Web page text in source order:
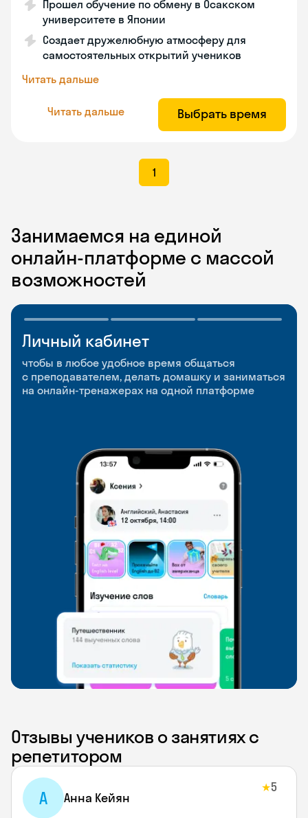
Прошел обучение по обмену в Осакском
университете в Японии
Создает дружелюбную атмосферу для
самостоятельных открытий учеников
Читать дальше
Читать дальше Выбрать время
1
Занимаемся на единой
онлайн-платформе с массой
возможностей
Личный кабинет
чтобы в любое удобное время общаться
с преподавателем, делать домашку и заниматься
на онлайн-тренажерах на одной платформе
Мобильное
приложение
чтобы заниматься и изучать новые слова где
и когда удобно
Разговорные клубы
и Talks
Групповые занятия для разговорной практики
и индивидуальные встречи с преподавателями
Отзывы учеников о занятиях с
репетитором
А Анна Кейян
★5